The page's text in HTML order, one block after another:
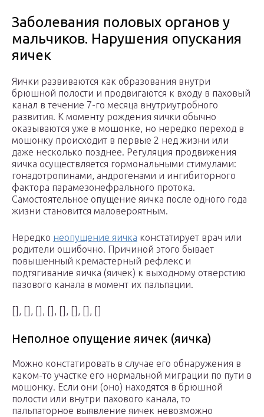
Заболевания половых органов у
мальчиков. Нарушения опускания
яичек
Яички развиваются как образования внутри
брюшной полости и продвигаются к входу в паховый
канал в течение 7-го месяца внутриутробного
развития. К моменту рождения яички обычно
оказываются уже в мошонке, но нередко переход в
мошонку происходит в первые 2 нед жизни или
даже несколько позднее. Регуляция продвижения
яичка осуществляется гормональными стимулами:
гонадотропинами, андрогенами и ингибиторного
фактора парамезонефрального протока.
Самостоятельное опущение яичка после одного года
жизни становится маловероятным.
Нередко неопущение яичка констатирует врач или
родители ошибочно. Причиной этого бывает
повышенный кремастерный рефлекс и
подтягивание яичка (яичек) к выходному отверстию
пазового канала в момент их пальпации.
[], [], [], [], [], [], [], []
Неполное опущение яичек (яичка)
Можно констатировать в случае его обнаружения в
каком-то участке его нормальной миграции по пути в
мошонку. Если они (оно) находятся в брюшной
полости или внутри пахового канала, то
пальпаторное выявление яичек невозможно